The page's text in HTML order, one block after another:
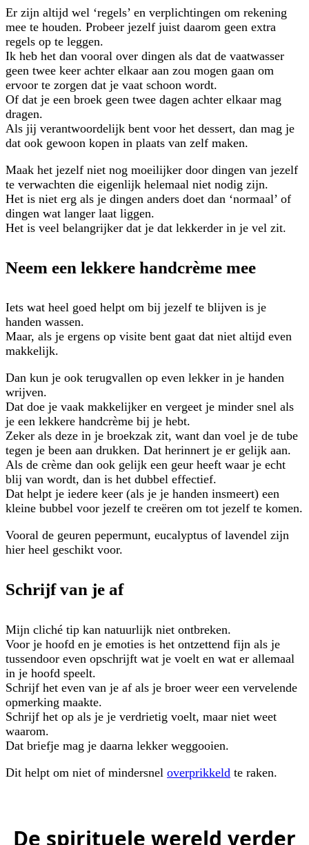
Er zijn altijd wel ‘regels’ en verplichtingen om rekening
mee te houden. Probeer jezelf juist daarom geen extra
regels op te leggen.
Ik heb het dan vooral over dingen als dat de vaatwasser
geen twee keer achter elkaar aan zou mogen gaan om
ervoor te zorgen dat je vaat schoon wordt.
Of dat je een broek geen twee dagen achter elkaar mag
dragen.
Als jij verantwoordelijk bent voor het dessert, dan mag je
dat ook gewoon kopen in plaats van zelf maken.
Maak het jezelf niet nog moeilijker door dingen van jezelf
te verwachten die eigenlijk helemaal niet nodig zijn.
Het is niet erg als je dingen anders doet dan ‘normaal’ of
dingen wat langer laat liggen.
Het is veel belangrijker dat je dat lekkerder in je vel zit.
Neem een lekkere handcrème mee
Iets wat heel goed helpt om bij jezelf te blijven is je
handen wassen.
Maar, als je ergens op visite bent gaat dat niet altijd even
makkelijk.
Dan kun je ook terugvallen op even lekker in je handen
wrijven.
Dat doe je vaak makkelijker en vergeet je minder snel als
je een lekkere handcrème bij je hebt.
Zeker als deze in je broekzak zit, want dan voel je de tube
tegen je been aan drukken. Dat herinnert je er gelijk aan.
Als de crème dan ook gelijk een geur heeft waar je echt
blij van wordt, dan is het dubbel effectief.
Dat helpt je iedere keer (als je je handen insmeert) een
kleine bubbel voor jezelf te creëren om tot jezelf te komen.
Vooral de geuren pepermunt, eucalyptus of lavendel zijn
hier heel geschikt voor.
Schrijf van je af
Mijn cliché tip kan natuurlijk niet ontbreken.
Voor je hoofd en je emoties is het ontzettend fijn als je
tussendoor even opschrijft wat je voelt en wat er allemaal
in je hoofd speelt.
Schrijf het even van je af als je broer weer een vervelende
opmerking maakte.
Schrijf het op als je je verdrietig voelt, maar niet weet
waarom.
Dat briefje mag je daarna lekker weggooien.
Dit helpt om niet of mindersnel overprikkeld te raken.
De spirituele wereld verder